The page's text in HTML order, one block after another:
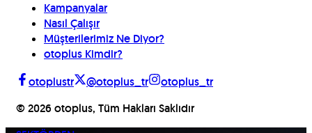
Kampanyalar
Nasıl Çalışır
Müşterilerimiz Ne Diyor?
otoplus Kimdir?
otoplustr
@otoplus_tr
otoplus_tr
© 2026 otoplus, Tüm Hakları Saklıdır